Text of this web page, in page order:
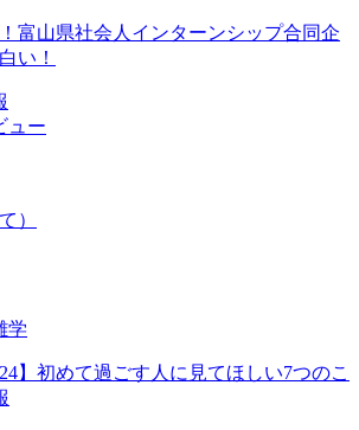
富山県社会人インターンシップ合同企
い！
ュー
）
学
】初めて過ごす人に見てほしい7つのこ